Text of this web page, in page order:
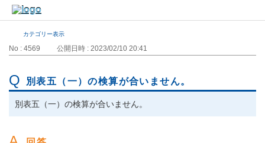
カテゴリー表示
No : 4569 公開日時 : 2023/02/10 20:41
別表五（一）の検算が合いません。
別表五（一）の検算が合いません。